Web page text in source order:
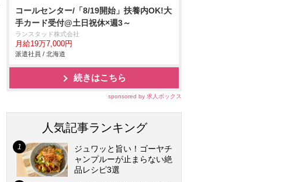
コールセンター/「8/19開始」扶養内OK!大
手カード受付@土日祝休×週3～
ランスタッド株式会社
月給19万7,000円
派遣社員 / 北海道
続きはこちら
sponsored by 求人ボックス
人気記事ランキング
ジュワッと旨い！ゴーヤチ
ャンプルーが止まらない絶
品レシピ3選